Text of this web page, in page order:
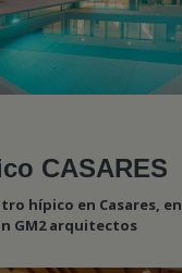
CASARES
hípico en Casares, en
GM2 arquitectos